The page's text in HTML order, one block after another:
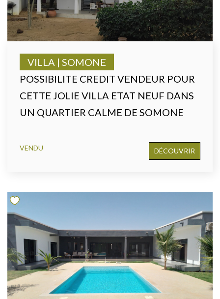
POSSIBILITE CREDIT VENDEUR POUR
CETTE JOLIE VILLA ETAT NEUF DANS
UN QUARTIER CALME DE SOMONE
VILLA | SOMONE
VENDU DÉCOUVRIR